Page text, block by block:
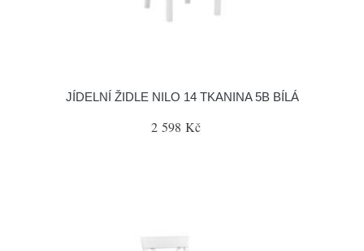
JÍDELNÍ ŽIDLE NILO 14 TKANINA 5B BÍLÁ
2 598 Kč